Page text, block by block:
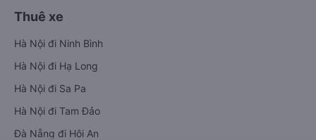
Thuê xe
Hà Nội đi Ninh Bình
Hà Nội đi Hạ Long
Hà Nội đi Sa Pa
Hà Nội đi Tam Đảo
Đà Nẵng đi Hội An